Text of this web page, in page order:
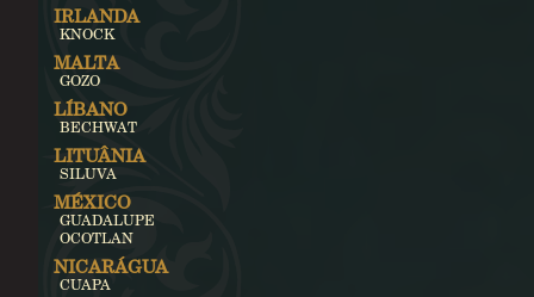
IRLANDA
KNOCK
MALTA
GOZO
LÍBANO
BECHWAT
LITUÂNIA
SILUVA
MÉXICO
GUADALUPE
OCOTLAN
NICARÁGUA
CUAPA